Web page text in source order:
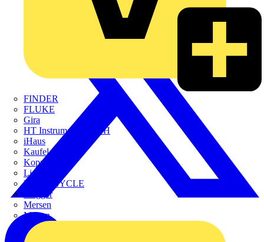
FINDER
FLUKE
Gira
HT Instruments GmbH
iHaus
Kaufel
Kopp
Lichtline
LIGHTCYCLE
Megger
Mersen
Merten